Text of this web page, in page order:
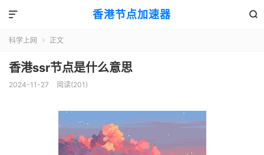
香港节点加速器 

科学上网  正文
香港ssr节点是什么意思
2024-11-27 阅读(201)